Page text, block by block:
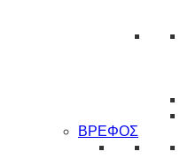
ΒΡΕΦΟΣ